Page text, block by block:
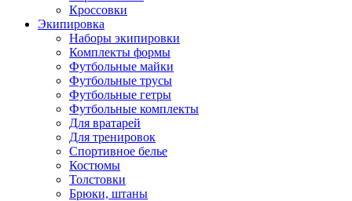
Кроссовки
Экипировка
Наборы экипировки
Комплекты формы
Футбольные майки
Футбольные трусы
Футбольные гетры
Футбольные комплекты
Для вратарей
Для тренировок
Спортивное белье
Костюмы
Толстовки
Брюки, штаны